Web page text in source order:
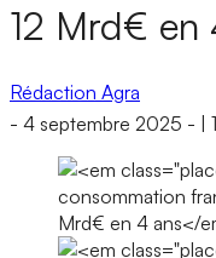
12 Mrd€ en
Rédaction Agra
- 4 septembre 2025 -